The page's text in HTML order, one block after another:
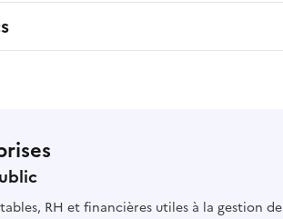
RH et financières utiles à la gestion de